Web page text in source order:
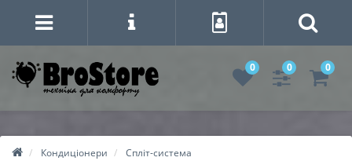
0 0 0
Кондиціонери Спліт-система